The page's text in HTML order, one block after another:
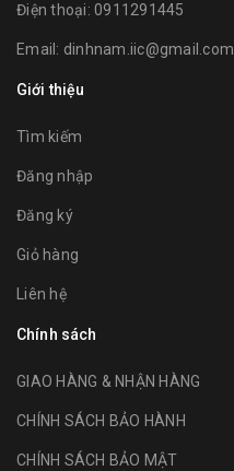
Điện thoại: 0911291445
Email: dinhnam.iic@gmail.com
Giới thiệu
Tìm kiếm
Đăng nhập
Đăng ký
Giỏ hàng
Liên hệ
Chính sách
GIAO HÀNG & NHẬN HÀNG
CHÍNH SÁCH BẢO HÀNH
CHÍNH SÁCH BẢO MẬT